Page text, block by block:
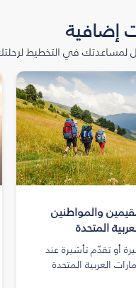
إضافية
في التخطيط
والمواطنين
المتحدة
أو تقدّم تأشيرة عند
العربية المتحدة